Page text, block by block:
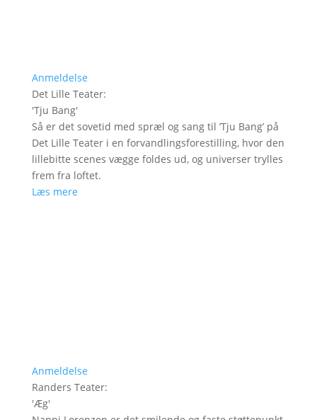
Anmeldelse
Det Lille Teater:
'Tju Bang'
Så er det sovetid med spræl og sang til ’Tju Bang’ på
Det Lille Teater i en forvandlingsforestilling, hvor den
lillebitte scenes vægge foldes ud, og universer trylles
frem fra loftet.
Læs mere
Anmeldelse
Randers Teater:
'Æg'